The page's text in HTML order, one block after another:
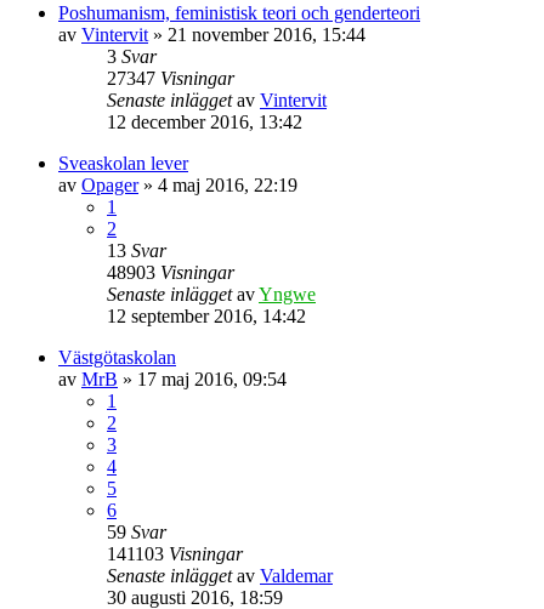
Poshumanism, feministisk teori och genderteori
av Vintervit » 21 november 2016, 15:44
3 Svar
27347 Visningar
Senaste inläggetav Vintervit
12 december 2016, 13:42
Sveaskolan lever
av Opager» 4 maj 2016, 22:19
1
2
13 Svar
48903 Visningar
Senaste inläggetavYngwe
12 september 2016, 14:42
Västgötaskolan
av MrB » 17 maj 2016, 09:54
1
2
3
4
5
6
59 Svar
141103 Visningar
Senaste inläggetav Valdemar
30 augusti 2016, 18:59